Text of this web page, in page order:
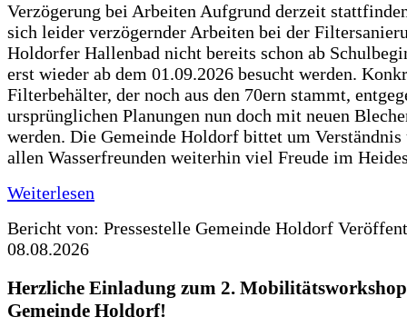
Verzögerung bei Arbeiten Aufgrund derzeit
sich leider verzögernder Arbeiten bei der
Holdorfer Hallenbad nicht bereits schon ab
erst wieder ab dem 01.09.2026 besucht werden.
Filterbehälter, der noch aus den 70ern stammt,
ursprünglichen Planungen nun doch mit neuen
werden. Die Gemeinde Holdorf bittet um Verständnis
allen Wasserfreunden weiterhin viel Freude im
Weiterlesen
Bericht von: Pressestelle Gemeinde Holdorf
08.08.2026
Herzliche Einladung zum 2.
Gemeinde Holdorf!